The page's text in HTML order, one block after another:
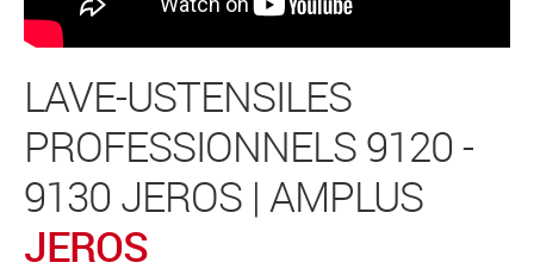
LAVE-USTENSILES
PROFESSIONNELS 9120 -
9130 JEROS | AMPLUS
JEROS